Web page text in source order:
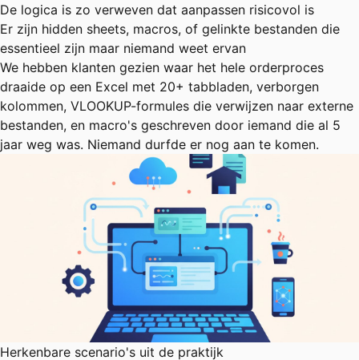
De logica is zo verweven dat aanpassen risicovol is
Er zijn hidden sheets, macros, of gelinkte bestanden die
essentieel zijn maar niemand weet ervan
We hebben klanten gezien waar het hele orderproces
draaide op een Excel met 20+ tabbladen, verborgen
kolommen, VLOOKUP-formules die verwijzen naar externe
bestanden, en macro's geschreven door iemand die al 5
jaar weg was. Niemand durfde er nog aan te komen.
Herkenbare scenario's uit de praktijk